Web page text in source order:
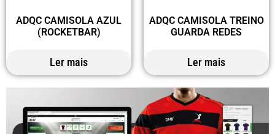
ADQC CAMISOLA AZUL
(ROCKETBAR)
Ler mais
ADQC CAMISOLA TREINO
GUARDA REDES
Ler mais